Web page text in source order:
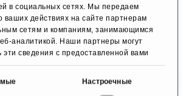
в социальных сетях. Мы передаем
действиях на сайте партнерам
сетям и компаниям, занимающимся
аналитикой. Наши партнеры могут
эти сведения с предоставленной вами
также данными, которые они получили
Настроечные